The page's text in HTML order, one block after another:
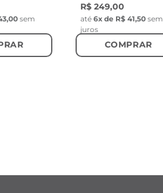
sem
R$ 249,00
até 6x de R$ 41,50 sem
juros
COMPRAR